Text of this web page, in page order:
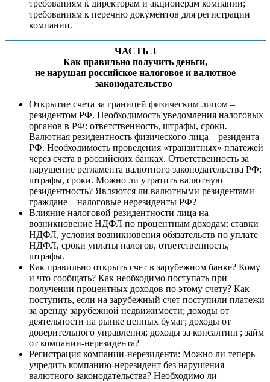
требованиям к директорам и акционерам компании;
требованиям к перечню документов для регистрации
компании.
ЧАСТЬ 3
Как правильно получить деньги,
не нарушая российское налоговое и валютное
законодательство
Открытие счета за границей физическим лицом –
резидентом РФ. Необходимость уведомления налоговых
органов в РФ: ответственность, штрафы, сроки.
Валютная резидентность физического лица – резидента
РФ. Необходимость проведения «транзитных» платежей
через счета в российских банках. Ответственность за
нарушение регламента валютного законодательства РФ:
штрафы, сроки. Можно ли утратить валютную
резидентность? Являются ли валютными резидентами
граждане – налоговые нерезиденты РФ?
Влияние налоговой резидентности лица на
возникновение НДФЛ по процентным доходам: ставки
НДФЛ, условия возникновения обязательств по уплате
НДФЛ, сроки уплаты налогов, ответственность,
штрафы.
Как правильно открыть счет в зарубежном банке? Кому
и что сообщать? Как необходимо поступать при
получении процентных доходов по этому счету? Как
поступить, если на зарубежный счет поступили платежи
за аренду зарубежной недвижимости; доходы от
деятельности на рынке ценных бумаг; доходы от
доверительного управления; доходы за консалтинг; займ
от компании-нерезидента?
Регистрация компании-нерезидента: Можно ли теперь
учредить компанию-нерезидент без нарушения
валютного законодательства? Необходимо ли